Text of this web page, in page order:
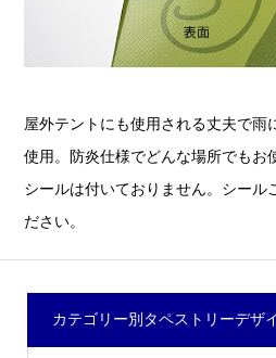
屋外テントにも使用される丈夫で雨
使用。防炎仕様でどんな場所でも
シールは付いておりません。シール
ださい。
カテゴリー別タペストリーデザ